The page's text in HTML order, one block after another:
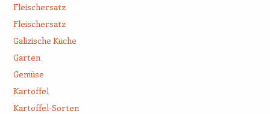
Fleischersatz
Fleischersatz
Galizische Küche
Garten
Gemüse
Kartoffel
Kartoffel-Sorten